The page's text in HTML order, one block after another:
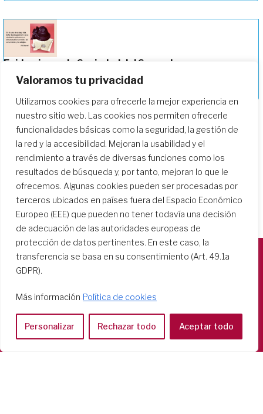
Valoramos tu privacidad
Utilizamos cookies para ofrecerle la mejor experiencia en
nuestro sitio web. Las cookies nos permiten ofrecerle
funcionalidades básicas como la seguridad, la gestión de
la red y la accesibilidad. Mejoran la usabilidad y el
rendimiento a través de diversas funciones como los
resultados de búsqueda y, por tanto, mejoran lo que le
ofrecemos. Algunas cookies pueden ser procesadas por
terceros ubicados en países fuera del Espacio Económico
Europeo (EEE) que pueden no tener todavía una decisión
de adecuación de las autoridades europeas de
protección de datos pertinentes. En este caso, la
transferencia se basa en su consentimiento (Art. 49.1a
GDPR).
Más información Política de cookies
Personalizar Rechazar todo Aceptar todo
Epidemias en la Sociedad del Sagrado
Corazón en la vida de Magdalena Sofía
Barat (1779-1865)
Via Tarquinio Vipera, 16 - 00152 Roma